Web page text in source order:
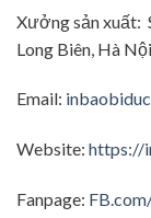
Xưởng sản xuất:
Long Biên, Hà Nội
Email:
Website: https://
Fanpage: